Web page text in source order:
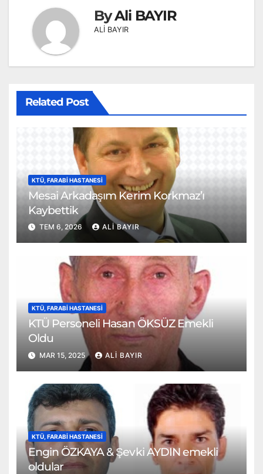
ByAli BAYIR
ALİ BAYIR
Related Post
KTÜ, FARABI HASTANESI
Mesai Arkadaşım Kerim Korkmaz’ı
Kaybettik
TEM 6, 2026 ALI BAYIR
KTÜ, FARABI HASTANESI
KTÜ Personeli Hasan ÖKSÜZ Emekli
Oldu
MAR 15, 2025 ALI BAYIR
KTÜ, FARABI HASTANESI
Engin ÖZKAYA & Şevki AYDIN emekli
oldular